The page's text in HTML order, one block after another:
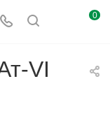
0
VI